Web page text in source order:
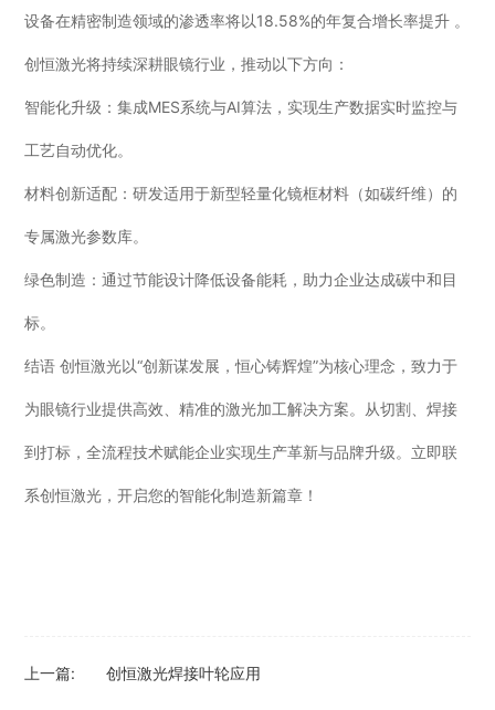
设备在精密制造领域的渗透率将以18.58%的年复合增长率提升 。
创恒激光将持续深耕眼镜行业，推动以下方向：
智能化升级：集成MES系统与AI算法，实现生产数据实时监控与
工艺自动优化。
材料创新适配：研发适用于新型轻量化镜框材料（如碳纤维）的
专属激光参数库。
绿色制造：通过节能设计降低设备能耗，助力企业达成碳中和目
标。
结语 创恒激光以“创新谋发展，恒心铸辉煌”为核心理念，致力于
为眼镜行业提供高效、精准的激光加工解决方案。从切割、焊接
到打标，全流程技术赋能企业实现生产革新与品牌升级。立即联
系创恒激光，开启您的智能化制造新篇章！
上一篇: 创恒激光焊接叶轮应用